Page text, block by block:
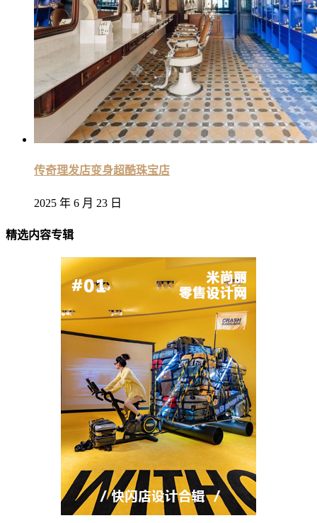
传奇理发店变身超酷珠宝店
2025 年 6 月 23 日
精选内容专辑